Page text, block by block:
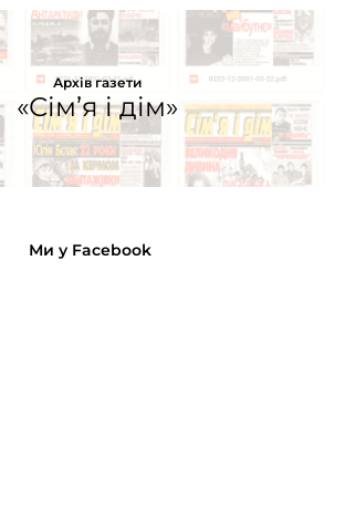
Архів газети
«Сім’я і дім»
Ми у Facebook